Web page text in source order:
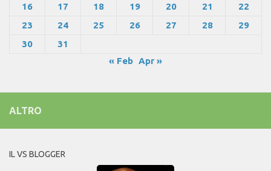
16
17 18 19 20 21
22
23
24 25 26 27 28
29
30
31
« Feb Apr »
ALTRO
IL VS BLOGGER